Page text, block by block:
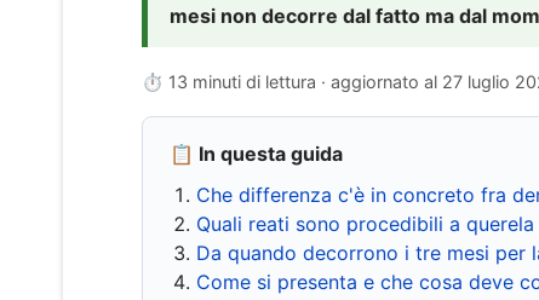
mesi non decorre dal fatto ma dal
⏱ 13 minuti di lettura · aggiornato al 27 luglio
📋 In questa guida
Che differenza c'è in concreto fra
Quali reati sono procedibili a
Da quando decorrono i tre mesi per
Come si presenta e che cosa deve